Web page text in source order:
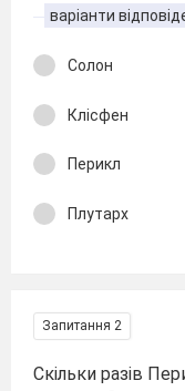
варіанти
Солон
Клісфен
Перикл
Плутарх
Запитання 2
Скільки разів